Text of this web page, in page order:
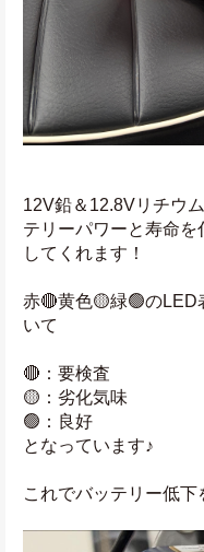
12V鉛＆12.8Vリチウ
テリーパワーと寿命
してくれます！
赤🔴黄色🟡緑🟢のLED
いて
🔴：要検査
🟡：劣化気味
🟢：良好
となっています♪
これでバッテリー低下